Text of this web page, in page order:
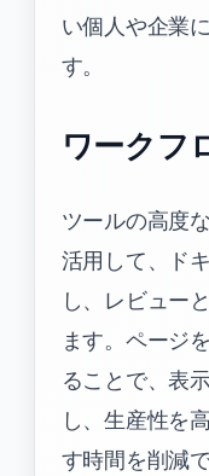
い個人や企業
す。
ワークフ
ツールの高度
活用して、ド
し、レビュー
ます。ページ
ることで、表
し、生産性を
す時間を削減